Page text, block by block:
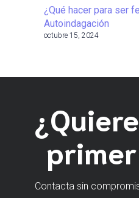
¿Qué hacer para ser
Autoindagación
octubre 15, 2024
Contacta sin